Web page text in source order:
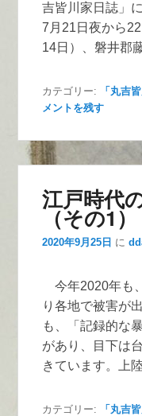
吉皆川家日誌」
7月21日夜から
14日）、磐井郡
カテゴリー: 「丸吉
メントを残す
江戸時代
（その1）
2020年9月25日 に
今年2020年も
り各地で被害が
も、「記録的な
があり、目下は
きています。上
カテゴリー: 「丸吉